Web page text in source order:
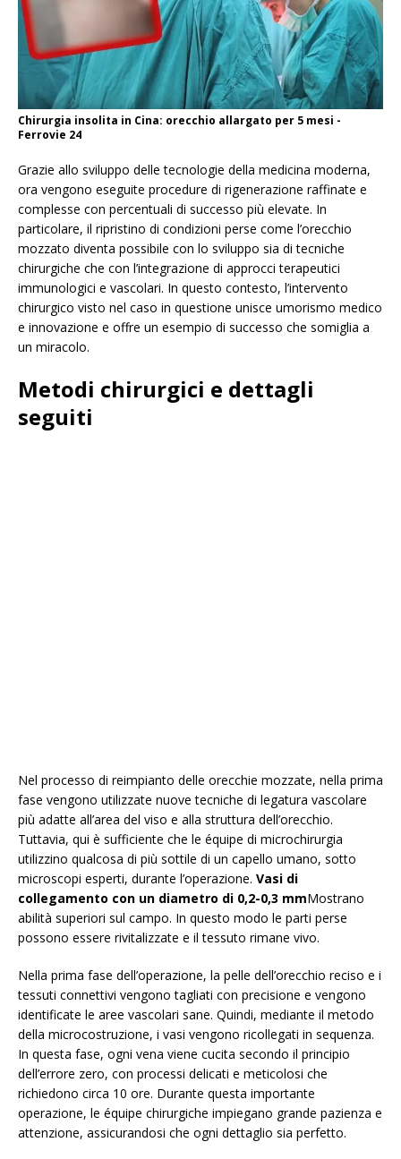
Chirurgia insolita in Cina: orecchio allargato per 5 mesi -
Ferrovie 24
Grazie allo sviluppo delle tecnologie della medicina moderna,
ora vengono eseguite procedure di rigenerazione raffinate e
complesse con percentuali di successo più elevate. In
particolare, il ripristino di condizioni perse come l’orecchio
mozzato diventa possibile con lo sviluppo sia di tecniche
chirurgiche che con l’integrazione di approcci terapeutici
immunologici e vascolari. In questo contesto, l’intervento
chirurgico visto nel caso in questione unisce umorismo medico
e innovazione e offre un esempio di successo che somiglia a
un miracolo.
Metodi chirurgici e dettagli
seguiti
Nel processo di reimpianto delle orecchie mozzate, nella prima
fase vengono utilizzate nuove tecniche di legatura vascolare
più adatte all’area del viso e alla struttura dell’orecchio.
Tuttavia, qui è sufficiente che le équipe di microchirurgia
utilizzino qualcosa di più sottile di un capello umano, sotto
microscopi esperti, durante l’operazione. Vasi di
collegamento con un diametro di 0,2-0,3 mmMostrano
abilità superiori sul campo. In questo modo le parti perse
possono essere rivitalizzate e il tessuto rimane vivo.
Nella prima fase dell’operazione, la pelle dell’orecchio reciso e i
tessuti connettivi vengono tagliati con precisione e vengono
identificate le aree vascolari sane. Quindi, mediante il metodo
della microcostruzione, i vasi vengono ricollegati in sequenza.
In questa fase, ogni vena viene cucita secondo il principio
dell’errore zero, con processi delicati e meticolosi che
richiedono circa 10 ore. Durante questa importante
operazione, le équipe chirurgiche impiegano grande pazienza e
attenzione, assicurandosi che ogni dettaglio sia perfetto.